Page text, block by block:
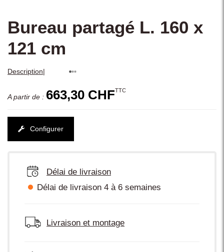
Bureau partagé L. 160 x
121 cm
Description|
A partir de : 663,30 CHFTTC
Configurer
Délai de livraison
Délai de livraison 4 à 6 semaines
Livraison et montage